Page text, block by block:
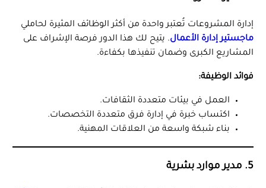
إدارة المشروعات تُعتبر واحدة من أكثر الوظائف المثيرة لحاملي
ماجستير إدارة الأعمال. يتيح لك هذا الدور فرصة الإشراف على
المشاريع الكبرى وضمان تنفيذها بكفاءة.
فوائد الوظيفة:
العمل في بيئات متعددة الثقافات.
اكتساب خبرة في إدارة فرق متعددة التخصصات.
بناء شبكة واسعة من العلاقات المهنية.
5. مدير موارد بشرية